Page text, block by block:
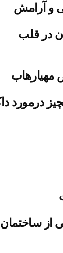
و آرامش
در قلب
درمورد
از ساختمان